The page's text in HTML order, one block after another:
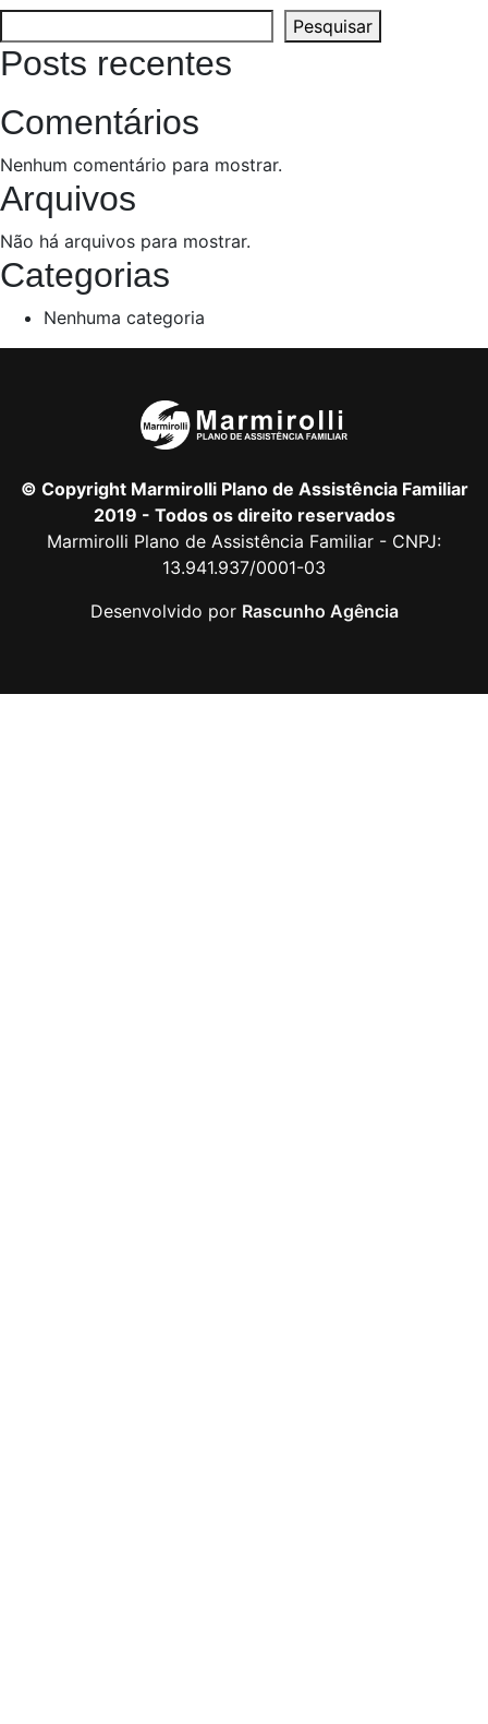
Pesquisar
Posts recentes
Comentários
Nenhum comentário para mostrar.
Arquivos
Não há arquivos para mostrar.
Categorias
Nenhuma categoria
© Copyright Marmirolli Plano de Assistência Familiar
2019 - Todos os direito reservados
Marmirolli Plano de Assistência Familiar - CNPJ:
13.941.937/0001-03
Desenvolvido por Rascunho Agência